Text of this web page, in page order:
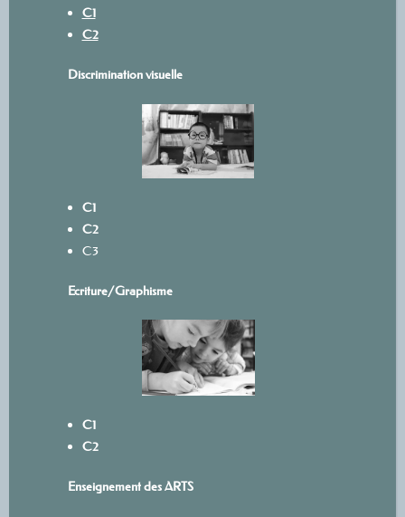
C1
C2
Discrimination visuelle
C1
C2
C3
Ecriture/Graphisme
C1
C2
Enseignement des ARTS